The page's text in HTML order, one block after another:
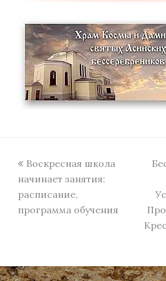
previous
post:
Воскресная школа
начинает занятия:
расписание,
программа обучения